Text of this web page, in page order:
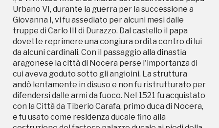
Urbano VI, durante la guerra per la successione a
Giovanna I, vi fu assediato per alcuni mesi dalle
truppe di Carlo III di Durazzo. Dal castello il papa
dovette reprimere una congiura ordita contro di lui
da alcuni cardinali. Con il passaggio alla dinastia
aragonese la città di Nocera perse l'importanza di
cui aveva goduto sotto gli angioini. La struttura
andò lentamente in disuso e non fu ristrutturato per
difendersi dalle armi da fuoco. Nel 1521 fu acquistato
con la Città da Tiberio Carafa, primo duca di Nocera,
e fu usato come residenza ducale fino alla
Ferdinando I Carafa. Il duca di Nocera trasformò
parte della collina in un grande parco per la caccia ai
cervi. Vi si recava soprattutto durante il periodo
estivo per goderne l’aure soavi, che spirano ivi li
venti quando li rimanente della campagna brucia
per lo soverchio caldo della stagione. I i suoi eredi si
spostarono nel grande palazzo ducale realizzato
alle falde del piccolo monte. Gradualmente
abbandonato, andò decadendo finché nell'800 fu
acquistato dai baroni de Guidobaldi, che ne
spianarono una parte costruendovi su la villa
residenziale oggi esistente. Passò poi ai Fienga, che